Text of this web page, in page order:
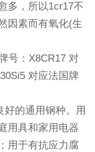
多，所以1cr17不
因素而有氧化(生
号：X8CR17 对
对应法国牌
的通用钢种。用
用具和家用电器
用于有抗应力腐